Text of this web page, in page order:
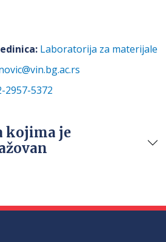
Laboratorija za materijale
2957-5372
kojima je